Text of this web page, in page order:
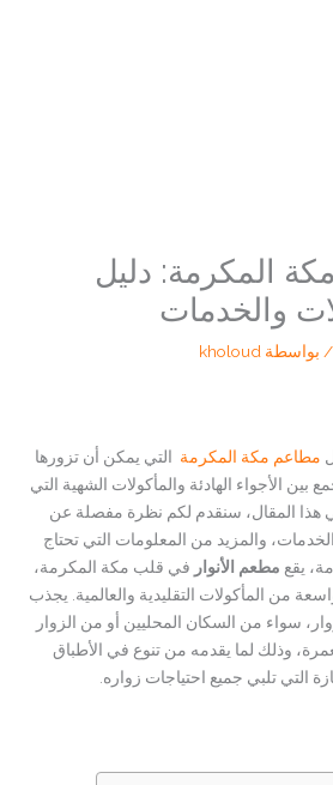
المكرمة: دليل
والخدمات
/ بواسطة kholoud
مطاعم مكة المكرمة التي يمكن أن تزورها
الأجواء الهادئة والمأكولات الشهية التي
هذا المقال، سنقدم لكم نظرة مفصلة عن
والمزيد من المعلومات التي تحتاج
يقع مطعم الأنوار في قلب مكة المكرمة،
من المأكولات التقليدية والعالمية. يجذب
سواء من السكان المحليين أو من الزوار
وذلك لما يقدمه من تنوع في الأطباق
التي تلبي جميع احتياجات زواره.